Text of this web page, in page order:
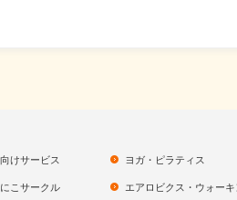
けサービス
こサークル
ヨガ・ピラティス
エアロビクス・ウォー